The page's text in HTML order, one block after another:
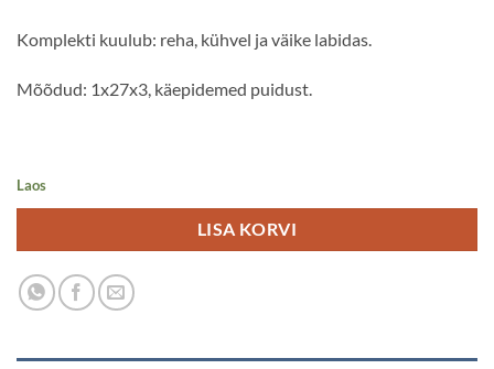
Komplekti kuulub: reha, kühvel ja väike labidas.
Mõõdud: 1x27x3, käepidemed puidust.
Laos
LISA KORVI